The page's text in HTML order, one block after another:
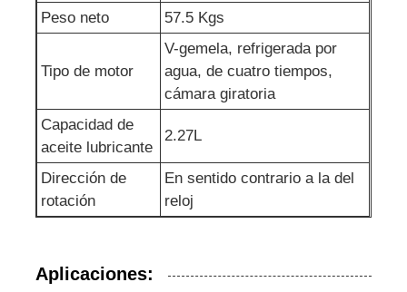
Peso neto 57.5 Kgs
Tipo de motor
V-gemela, refrigerada por
agua, de cuatro tiempos,
cámara giratoria
Capacidad de
aceite lubricante
2.27L
Dirección de
rotación
En sentido contrario a la del
reloj
Aplicaciones: